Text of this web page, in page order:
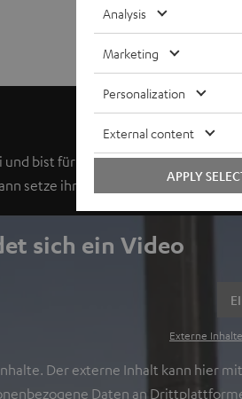
und bist für alles bereit. Und
setze ihn auf, den UP BERLIN und
sich ein Video
Externe
Der externe Inhalt kann hier
Daten an
Analysis
Marketing
Personalization
External content
APPLY